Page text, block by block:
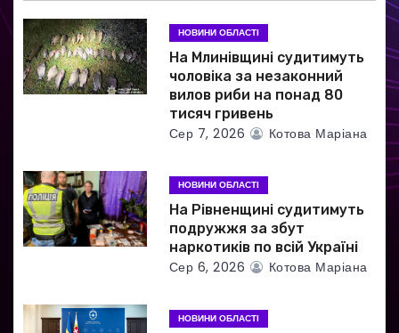
п
и
с
в
НОВИНИ ОБЛАСТІ
На Млинівщині судитимуть
чоловіка за незаконний
вилов риби на понад 80
тисяч гривень
Сер 7, 2026 Котова Маріана
НОВИНИ ОБЛАСТІ
На Рівненщині судитимуть
подружжя за збут
наркотиків по всій Україні
Сер 6, 2026 Котова Маріана
НОВИНИ ОБЛАСТІ